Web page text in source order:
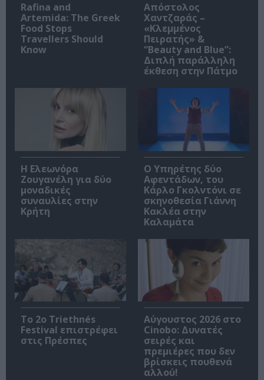
Rafina and
Artemida: The Greek
Food Stops
Travellers Should
Know
Απόστολος
Χαντζαράς –
«Κλεμμένος
Πειρατής» &
“Beauty and Blue”:
Διπλή παράλληλη
έκθεση στην Πάτμο
Η Ελεωνόρα
Ζουγανέλη για δύο
μοναδικές
συναυλίες στην
Κρήτη
Ο Υπηρέτης δύο
Αφεντάδων, του
Κάρλο Γκολντόνι σε
σκηνοθεσία Γιάννη
Κακλέα στην
Καλαμάτα
Το 2ο Triethnés
Festival επιστρέφει
στις Πρέσπες
Αύγουστος 2026 στο
Cinobo: Δυνατές
σειρές και
πρεμιέρες που δεν
βρίσκεις πουθενά
αλλού!